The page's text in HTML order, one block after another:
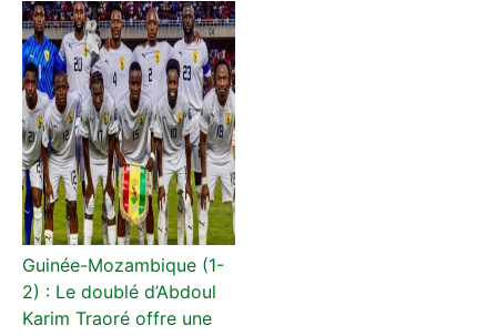
Guinée-Mozambique (1-
2) : Le doublé d’Abdoul
Karim Traoré offre une